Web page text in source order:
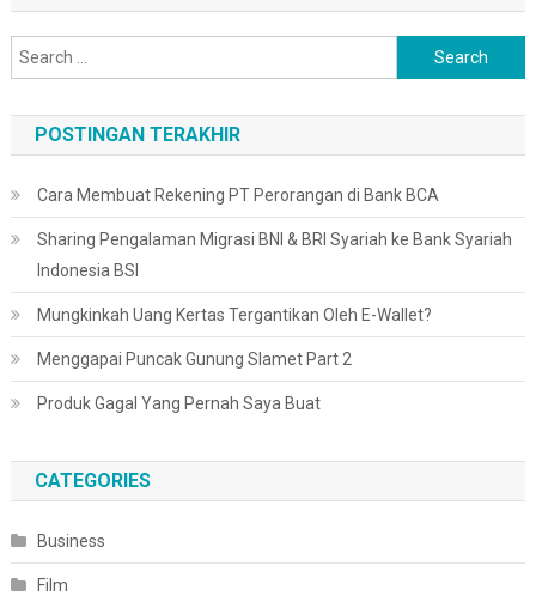
Search
for:
POSTINGAN TERAKHIR
Cara Membuat Rekening PT Perorangan di Bank BCA
Sharing Pengalaman Migrasi BNI & BRI Syariah ke Bank Syariah
Indonesia BSI
Mungkinkah Uang Kertas Tergantikan Oleh E-Wallet?
Menggapai Puncak Gunung Slamet Part 2
Produk Gagal Yang Pernah Saya Buat
CATEGORIES
Business
Film